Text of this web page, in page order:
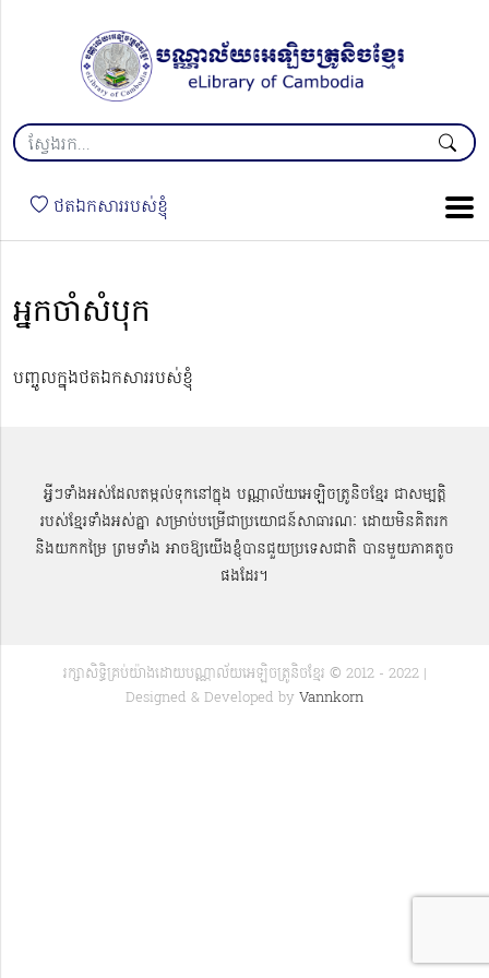
ថតឯកសាររបស់ខ្ញុំ
អ្នកចាំសំបុក
បញ្ចូលក្នុងថតឯកសាររបស់ខ្ញុំ
អ្វីៗទាំងអស់ដែលតម្កល់ទុកនៅក្នុង បណ្ណាល័យអេឡិចត្រូនិចខ្មែរ ជាសម្បតិ្ត
របស់ខ្មែរទាំងអស់គ្នា សម្រាប់បម្រើជាប្រយោជន៍សាធារណៈ ដោយមិនគិតរក
និងយកកម្រៃ ព្រមទាំង អាចឱ្យយើងខ្ញុំបានជួយប្រទេសជាតិ បានមួយភាគតូច
ផងដែរ។
រក្សាសិទ្ធិគ្រប់យ៉ាងដោយបណ្ណាល័យអេឡិចត្រូនិចខ្មែរ © 2012 - 2022 |
Designed & Developed by Vannkorn